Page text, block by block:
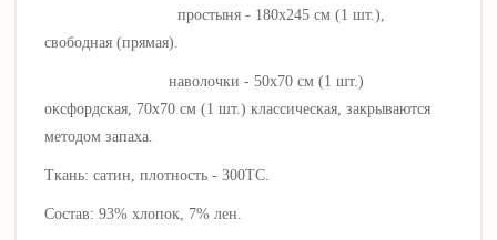
простыня - 180х245 см (1 шт.),
свободная (прямая).
наволочки - 50х70 см (1 шт.)
оксфордская, 70х70 см (1 шт.) классическая, закрываются
методом запаха.
Ткань: сатин, плотность - 300ТС.
Состав: 93% хлопок, 7% лен.